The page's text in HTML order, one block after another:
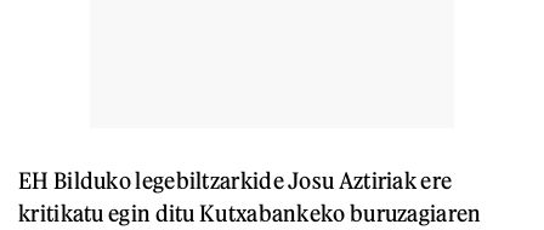
EH Bilduko legebiltzarkide Josu Aztiriak ere
kritikatu egin ditu Kutxabankeko buruzagiaren